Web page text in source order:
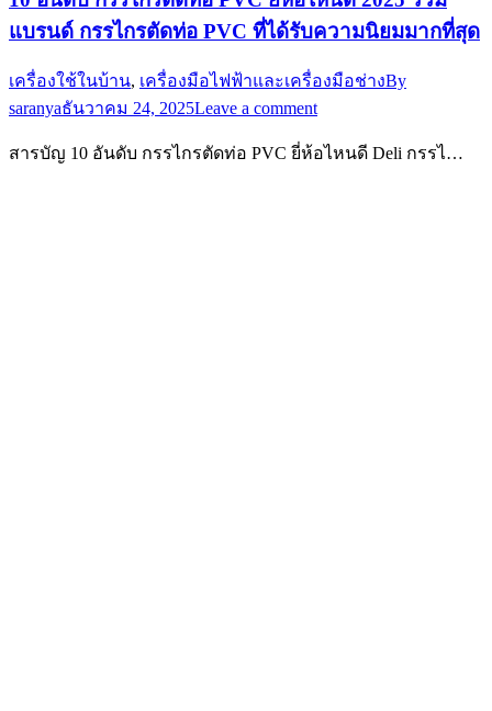
แบรนด์ กรรไกรตัดท่อ PVC ที่ได้รับความนิยมมากที่สุด
เครื่องใช้ในบ้าน, เครื่องมือไฟฟ้าและเครื่องมือช่างBy
saranyaธันวาคม 24, 2025Leave a comment
สารบัญ 10 อันดับ กรรไกรตัดท่อ PVC ยี่ห้อไหนดี Deli กรรไ…